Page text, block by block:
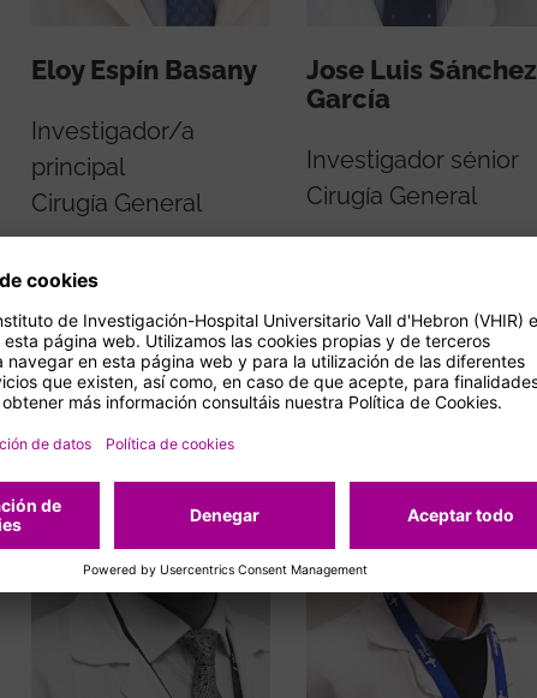
Eloy Espín Basany
Investigador/a
principal
Cirugía General
Jose Luis Sánchez
García
Investigador sénior
Cirugía General